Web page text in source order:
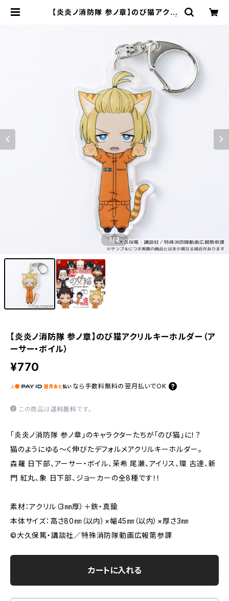
【炎炎ノ消防隊 参ノ章】のび猫アクリ
1/2
【炎炎ノ消防隊 参ノ章】のび猫アクリルキーホルダー（ア
ーサー・ボイル）
¥770
なら 手数料無料の 翌月払いでOK
この商品は送料無料です。
「炎炎ノ消防隊 参ノ章」のキャラクターたちが「のび猫」に！？
猫のようにゆる〜く伸びたデフォルメアクリルキーホルダー。
森羅 日下部、アーサー・ボイル、茉希 尾瀬、アイリス、環 古達、新
門 紅丸、象 日下部、ジョーカーの全8種です！！
素材：アクリル（3㎜厚）＋鉄・真鍮
本体サイズ：高さ80㎜（以内）×幅45㎜（以内）×厚さ3㎜
©大久保篤・講談社／特殊消防隊動画広報第参課
カートに入れる